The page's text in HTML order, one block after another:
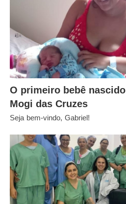
O primeiro bebê
Mogi das Cruzes
Seja bem-vindo, Gabriel!